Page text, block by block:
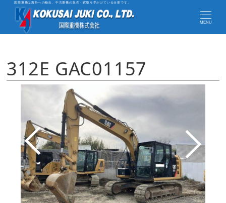
国際重機は海外への輸出、中古重機の販売・買取を手がけている企業です。
MENU
312E GAC01157